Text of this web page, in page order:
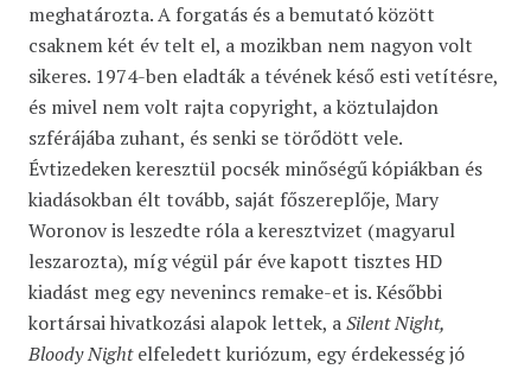
meghatározta. A forgatás és a bemutató között
csaknem két év telt el, a mozikban nem nagyon volt
sikeres. 1974-ben eladták a tévének késő esti vetítésre,
és mivel nem volt rajta copyright, a köztulajdon
szférájába zuhant, és senki se törődött vele.
Évtizedeken keresztül pocsék minőségű kópiákban és
kiadásokban élt tovább, saját főszereplője, Mary
Woronov is leszedte róla a keresztvizet (magyarul
leszarozta), míg végül pár éve kapott tisztes HD
kiadást meg egy nevenincs remake-et is. Későbbi
kortársai hivatkozási alapok lettek, aSilent Night,
Bloody Nightelfeledett kuriózum, egy érdekesség jó